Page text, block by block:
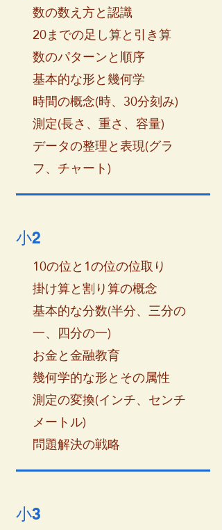
数の数え方と認識
20までの足し算と引き算
数のパターンと順序
基本的な形と幾何学
時間の概念(時、30分刻み)
測定(長さ、重さ、容量)
データの整理と表現(グラ
フ、チャート)
小2
10の位と1の位の位取り
掛け算と割り算の概念
基本的な分数(半分、三分の
一、四分の一)
お金と金融教育
幾何学的な形とその属性
測定の変換(インチ、センチ
メートル)
問題解決の戦略
小3